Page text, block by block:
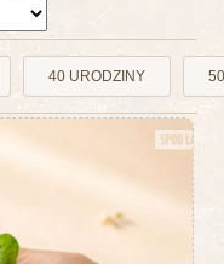
40 URODZINY